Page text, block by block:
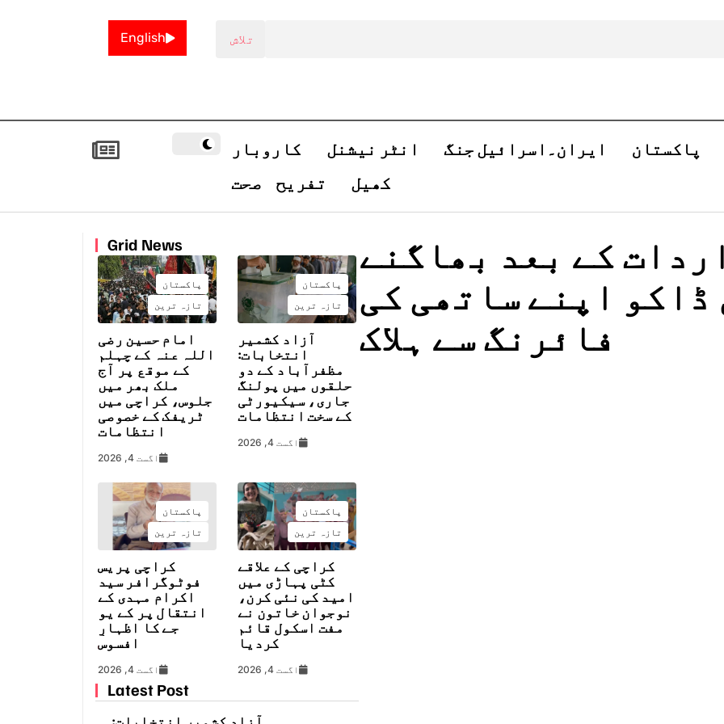
English
پاکستان ایران۔اسرائیل جنگ انٹر نیشنل
کاروبار
کھیل
تفریح صحت
کے بعد بھاگنے
ڈاکو اپنے ساتھی کی
فائرنگ سے ہلاک
Grid News
پاکستان
تازہ ترین
آزاد کشمیر
انتخابات:
مظفرآباد کے دو
حلقوں میں پولنگ
جاری، سیکیورٹی
کے سخت انتظامات
اگست 4, 2026
پاکستان
تازہ ترین
امام حسین رضی
اللہ عنہ کے چہلم
کے موقع پر آج
ملک بھر میں
جلوس، کراچی میں
ٹریفک کے خصوصی
انتظامات
اگست 4, 2026
پاکستان
تازہ ترین
کراچی کے علاقے
کٹی پہاڑی میں
امید کی نئی کرن،
نوجوان خاتون نے
مفت اسکول قائم
کردیا
اگست 4, 2026
پاکستان
تازہ ترین
کراچی پریس
فوٹوگرافر سید
اکرام مہدی کے
انتقال پر کے یو
جے کا اظہارِ
افسوس
اگست 4, 2026
Latest Post
آزاد کشمیر انتخابات: